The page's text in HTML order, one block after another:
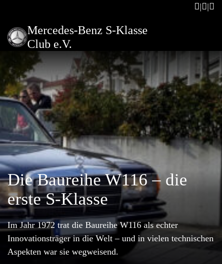
Mercedes-Benz S-Klasse
Club e.V.
Die Baureihe W116 – die
erste S-Klasse
Im Jahr 1972 trat die Baureihe W116 als echter
Innovationsträger in die Welt – und in vielen technischen
Aspekten war sie wegweisend.